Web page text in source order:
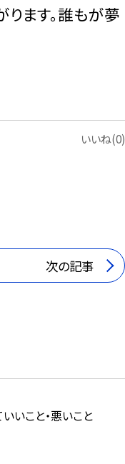
ます。誰もが夢
いいね(0)
次の記事
いいこと・悪いこと